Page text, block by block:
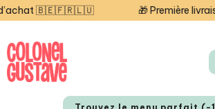
🎁 Première livraison offerte